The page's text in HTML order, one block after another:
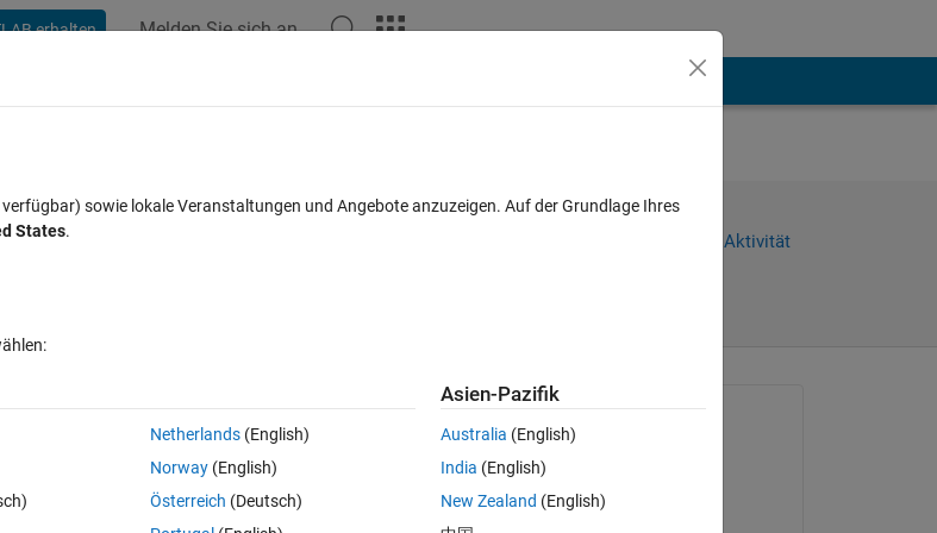
erhalten Melden Sie sich an
model inside 'powergui'; block ...
how i solve this problem
Anmelden, um Aktivität
oder zu beantworten.
am 24 Apr. 2016
sowie lokale Veranstaltungen und Angebote anzuzeigen. Auf der Grundlage Ihres
States.
Netherlands(English)
Norway(English)
Österreich (Deutsch)
Asien-Pazifik
Australia (English)
India (English)
New Zealand (English)